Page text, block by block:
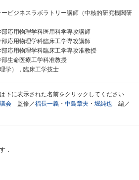
ジネスラボラトリー講師（中核的研究機関研
応用物理学科医用科学専攻講師
応用物理学科臨床工学専攻講師
応用物理学科臨床工学専攻准教授
生命医療工学科准教授
，臨床工学技士
下に表示された名前をクリックしてください
会 監修／福長一義 ・ 中島章夫 ・ 堀純也 編／
．